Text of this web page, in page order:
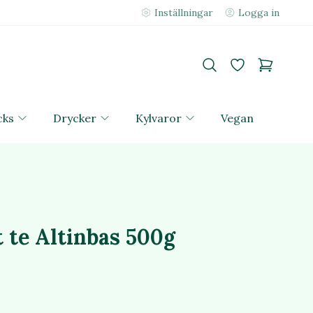
Inställningar Logga in
Drycker Kylvaror Vegan
Altinbas 500g